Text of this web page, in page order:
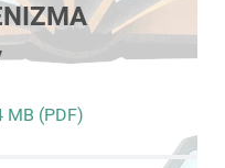
MB (PDF)